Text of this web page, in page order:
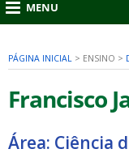
MENU
PÁGINA INICIAL > ENSINO >
Francisco
Área: Ciência